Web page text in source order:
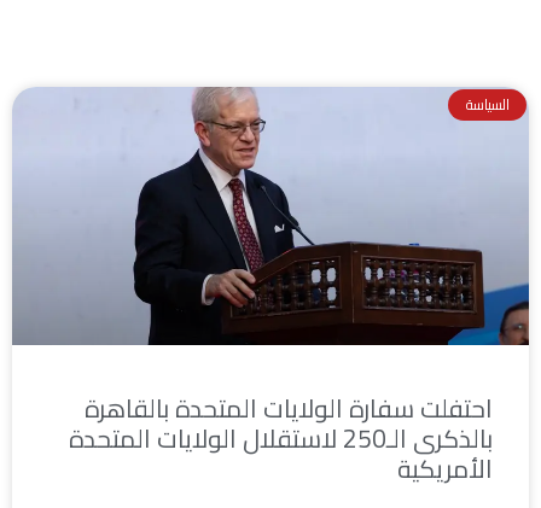
السياسة
احتفلت سفارة الولايات المتحدة بالقاهرة
بالذكرى الـ250 لاستقلال الولايات المتحدة
الأمريكية